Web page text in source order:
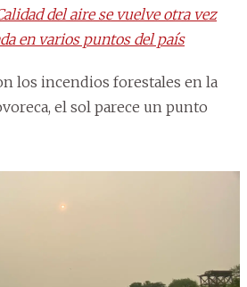
del aire se vuelve otra vez
en varios puntos del país
los incendios forestales en la
el sol parece un punto